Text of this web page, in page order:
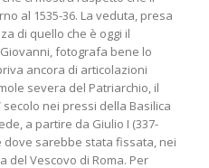
al 1535-36. La veduta, presa
di quello che è oggi il
fotografa bene lo
ancora di articolazioni
severa del Patriarchio, il
nei pressi della Basilica
a partire da Giulio I (337-
dove sarebbe stata fissata, nei
del Vescovo di Roma. Per